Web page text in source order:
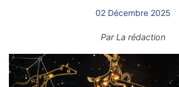
02 Décembre 2025
ParLa rédaction